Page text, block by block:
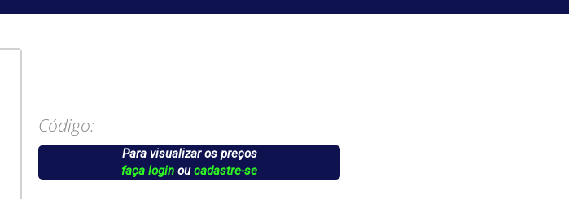
Código:
Para visualizar os preços
faça login oucadastre-se